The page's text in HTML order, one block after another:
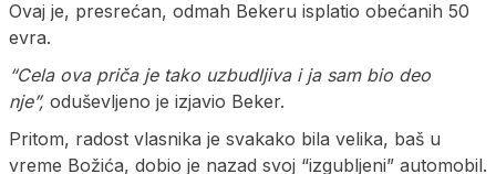
Ovaj je, presrećan, odmah Bekeru isplatio obećanih 50
evra.
“Cela ova priča je tako uzbudljiva i ja sam bio deo
nje”, oduševljeno je izjavio Beker.
Pritom, radost vlasnika je svakako bila velika, baš u
vreme Božića, dobio je nazad svoj “izgubljeni” automobil.